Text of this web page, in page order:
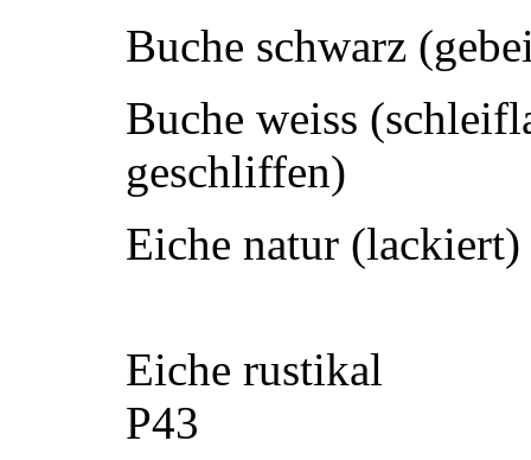
Buche schwarz
Buche weiss
geschliffen)
Eiche natur (lackiert)
Eiche rustikal
P43